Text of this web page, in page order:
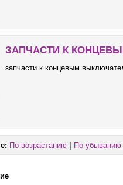
ЗАПЧАСТИ К
запчасти к концевым
По возрастанию | По убыванию